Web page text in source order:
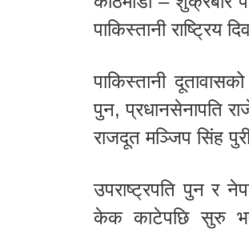
पाकिस्तानी राष्ट्रिय
पाकिस्तानी
पुन, प्रधानसेनापति
राजदूत मञ्जिप सिंह
उपराष्ट्रपति पुन र
केक काटेपछि सुरु